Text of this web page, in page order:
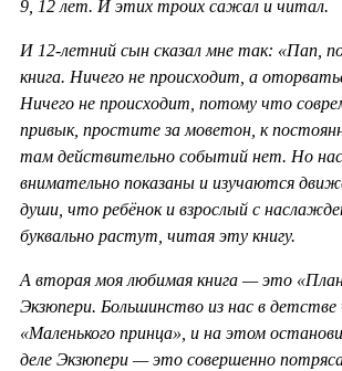
9, 12 лет. И этих троих сажал и читал.
И 12-летний сын сказал мне так: «Пап,
книга. Ничего не происходит, а
Ничего не происходит, потому что
привык, простите за моветон, к
там действительно событий нет. Но
внимательно показаны и изучаются
души, что ребёнок и взрослый с
буквально растут, читая эту книгу.
А вторая моя любимая книга — это
Экзюпери. Большинство из нас в
«Маленького принца», и на этом
деле Экзюпери — это совершенно